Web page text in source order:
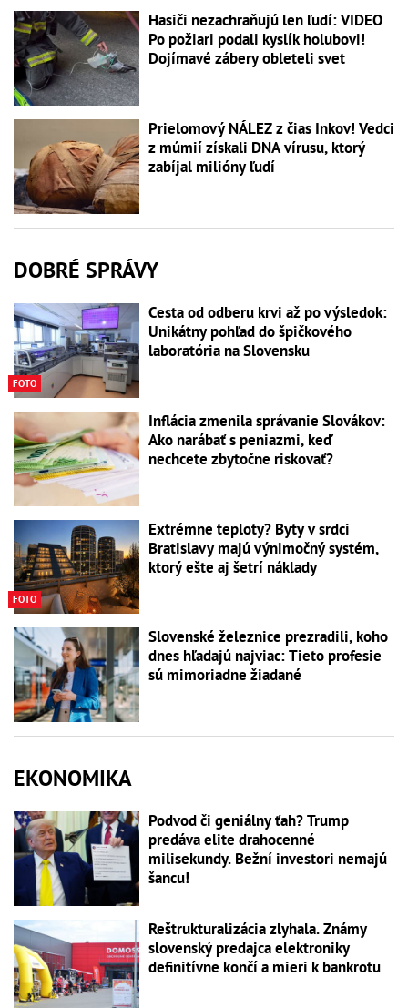
Hasiči nezachraňujú len ľudí: VIDEO
Po požiari podali kyslík holubovi!
Dojímavé zábery obleteli svet
Prielomový NÁLEZ z čias Inkov! Vedci
z múmií získali DNA vírusu, ktorý
zabíjal milióny ľudí
DOBRÉ SPRÁVY
FOTO
Cesta od odberu krvi až po výsledok:
Unikátny pohľad do špičkového
laboratória na Slovensku
Inflácia zmenila správanie Slovákov:
Ako narábať s peniazmi, keď
nechcete zbytočne riskovať?
FOTO
Extrémne teploty? Byty v srdci
Bratislavy majú výnimočný systém,
ktorý ešte aj šetrí náklady
Slovenské železnice prezradili, koho
dnes hľadajú najviac: Tieto profesie
sú mimoriadne žiadané
EKONOMIKA
Podvod či geniálny ťah? Trump
predáva elite drahocenné
milisekundy. Bežní investori nemajú
šancu!
Reštrukturalizácia zlyhala. Známy
slovenský predajca elektroniky
definitívne končí a mieri k bankrotu